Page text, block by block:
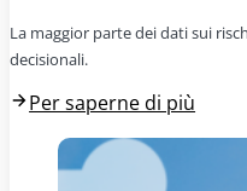
La maggior parte dei dati sui
decisionali.
Per saperne di più